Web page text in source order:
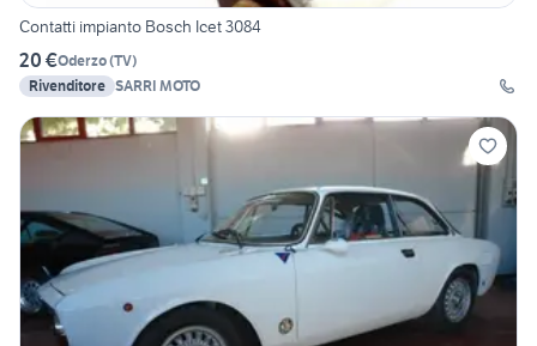
Contatti impianto Bosch Icet 3084
20 €Oderzo(TV)
Rivenditore SARRI MOTO